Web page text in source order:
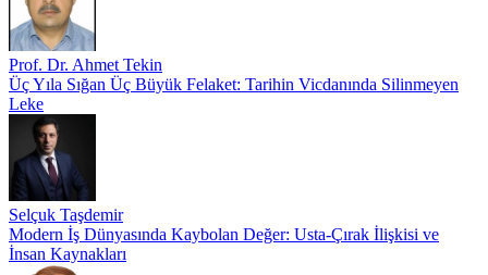
Prof. Dr. Ahmet Tekin
Üç Yıla Sığan Üç Büyük Felaket: Tarihin Vicdanında Silinmeyen
Leke
Selçuk Taşdemir
Modern İş Dünyasında Kaybolan Değer: Usta-Çırak İlişkisi ve
İnsan Kaynakları